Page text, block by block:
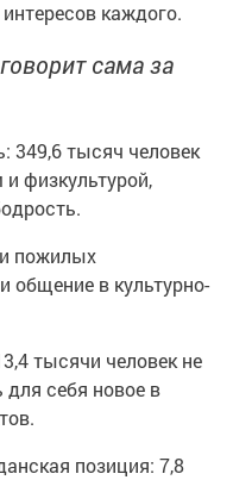
каждого.
сама за
349,6 тысяч человек
физкультурой,
пожилых
общение в культурно-
тысячи человек не
для себя новое в
позиция: 7,8